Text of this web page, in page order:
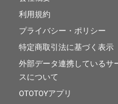
ャケット・デザイン
は、YouTube「西寺郷
太チャンネル NGC」の
プロデューサーである
元・三軒茶屋の理容室
で、いつものように髪
を切る西寺郷太の姿を
利用規約
プライバシー・ポリシー
特定商取引法に基づく表示
外部データ連携しているサ
スについて
OTOTOYアプリ